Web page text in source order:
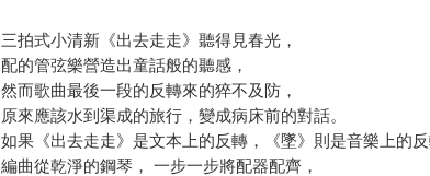
三拍式小清新《出去走走》聽得見春光，
配的管弦樂營造出童話般的聽感，
然而歌曲最後一段的反轉來的猝不及防，
原來應該水到渠成的旅行，變成病床前的對話。
如果《出去走走》是文本上的反轉，《墜》則是音樂上的反
編曲從乾淨的鋼琴， 一步一步將配器配齊，